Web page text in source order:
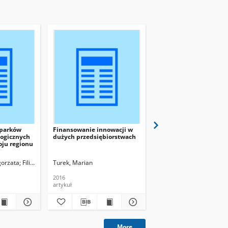
regionu
Filipiak, Beata, red.
Finansowanie innowacji w
dużych przedsiębiorstwach
Turek, Marian
2016
artykuł